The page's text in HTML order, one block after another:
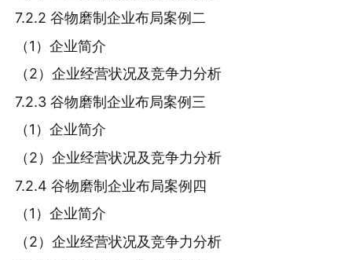
7.2.2 谷物磨制企业布局案例二
（1）企业简介
（2）企业经营状况及竞争力分析
7.2.3 谷物磨制企业布局案例三
（1）企业简介
（2）企业经营状况及竞争力分析
7.2.4 谷物磨制企业布局案例四
（1）企业简介
（2）企业经营状况及竞争力分析